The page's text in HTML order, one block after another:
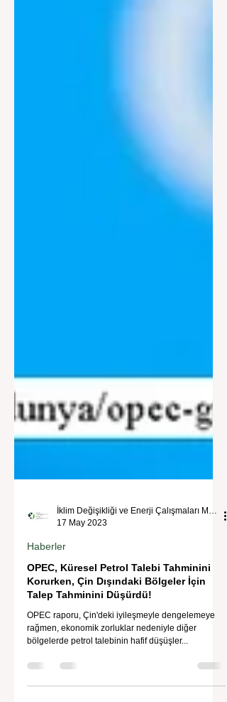
İklim Değişikliği ve Enerji Çalışmaları Merkezi
17 May 2023
Haberler
OPEC, Küresel Petrol Talebi Tahminini
Korurken, Çin Dışındaki Bölgeler İçin
OPEC raporu, Çin'deki iyileşmeyle dengelemeye
rağmen, ekonomik zorluklar nedeniyle diğer